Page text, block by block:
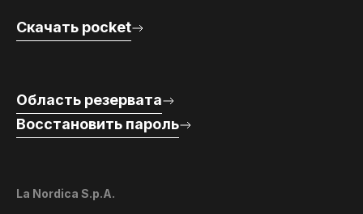
La Nordica S.p.A.
Скачать pocket
Область резервата
Восстановить пароль